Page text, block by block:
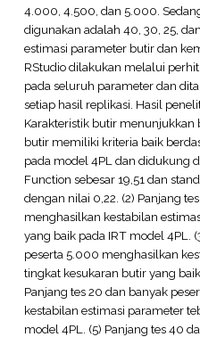
4.000, 4.500, dan 5.000.
digunakan adalah 40, 30, 25,
estimasi parameter butir dan
RStudio dilakukan melalui
pada seluruh parameter dan
setiap hasil replikasi. Hasil
Karakteristik butir menunjukkan
butir memiliki kriteria baik
pada model 4PL dan didukung
Function sebesar 19,51 dan
dengan nilai 0,22. (2) Panjang
menghasilkan kestabilan
yang baik pada IRT model 4PL.
peserta 5.000 menghasilkan
tingkat kesukaran butir yang
Panjang tes 20 dan banyak
kestabilan estimasi parameter
model 4PL. (5) Panjang tes 40